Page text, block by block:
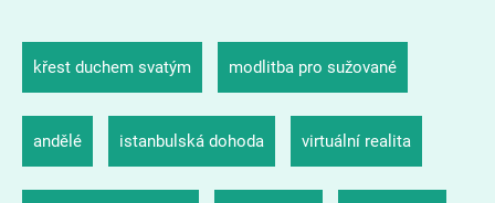
křest duchem svatým modlitba pro sužované
andělé istanbulská dohoda virtuální realita